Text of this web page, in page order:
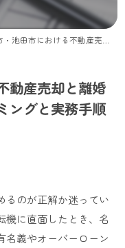
ける不動産売却と離婚の流れを事例で学ぶタイミングと実務手順完全ガイド
動産売却と離婚
ングと実務手順
るのが正解か迷ってい
機に直面したとき、名
名義やオーバーローン